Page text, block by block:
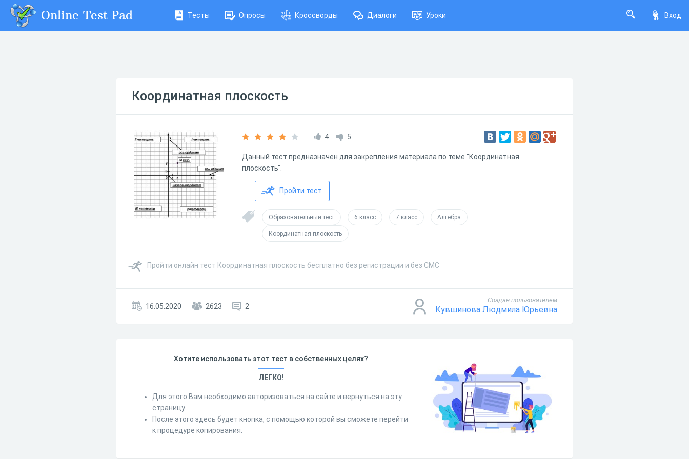
Вход
Online Test Pad Тесты Опросы Кроссворды Диалоги Уроки
Координатная плоскость
4 5
Данный тест предназначен для закрепления материала по теме "Координатная
плоскость".
Пройти тест
Образовательный тест 6 класс 7 класс Алгебра
Координатная плоскость
Пройти онлайн тест Координатная плоскость бесплатно без регистрации и без СМС
16.05.2020 2623 2
Создан пользователем
Кувшинова Людмила Юрьевна
Хотите использовать этот тест в собственных целях?
ЛЕГКО!
Для этого Вам необходимо авторизоваться на сайте и вернуться на эту
страницу.
После этого здесь будет кнопка, с помощью которой вы сможете перейти
к процедуре копирования.